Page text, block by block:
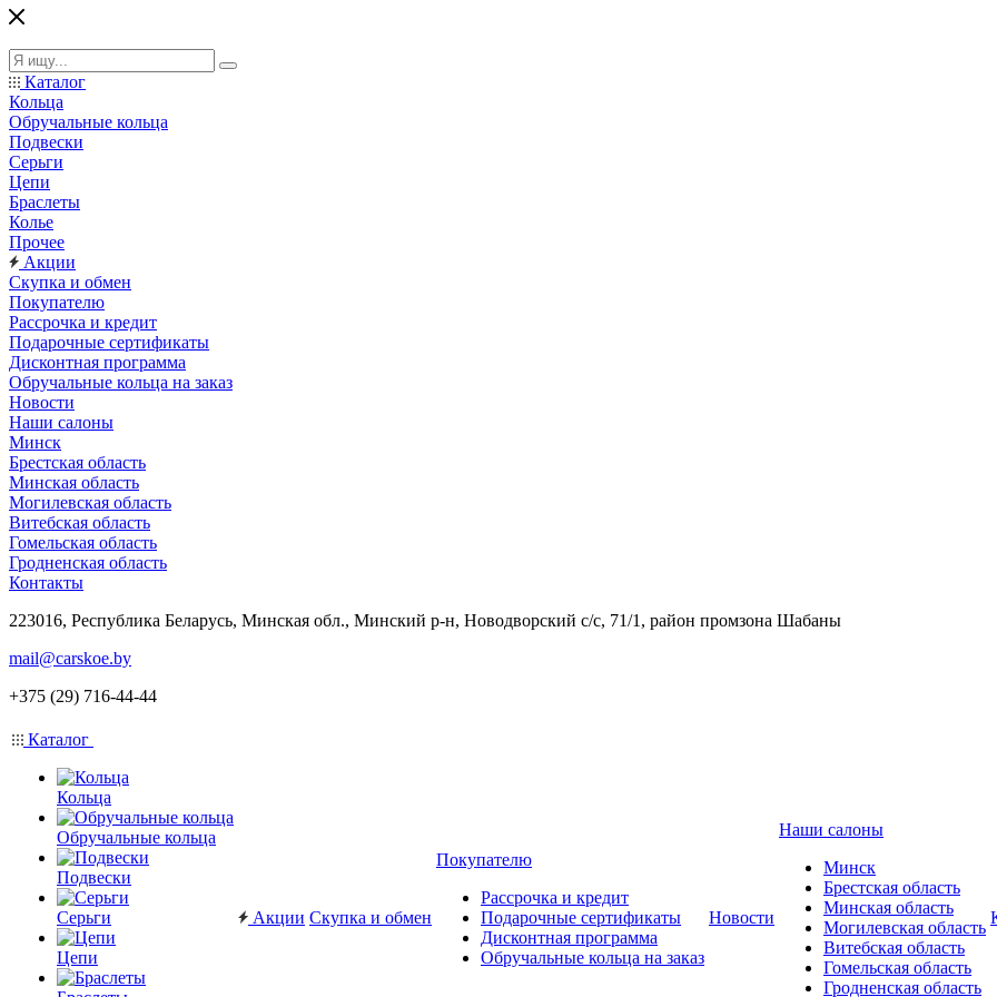
Каталог
Кольца
Обручальные кольца
Подвески
Серьги
Цепи
Браслеты
Колье
Прочее
Акции
Скупка и обмен
Покупателю
Рассрочка и кредит
Подарочные сертификаты
Дисконтная программа
Обручальные кольца на заказ
Новости
Наши салоны
Минск
Брестская область
Минская область
Могилевская область
Витебская область
Гомельская область
Гродненская область
Контакты
223016, Республика Беларусь, Минская обл., Минский р-н, Новодворский с/с, 71/1, район промзона Шабаны
mail@carskoe.by
+375 (29) 716-44-44
Каталог
Кольца
Обручальные кольца
Подвески
Серьги
Цепи
Акции Скупка и обмен
Покупателю
Рассрочка и кредит
Подарочные сертификаты
Дисконтная программа
Обручальные кольца на заказ
Новости
Наши салоны
Минск
Брестская область
Минская область
Могилевская область
Витебская область
Гомельская область
Гродненская область